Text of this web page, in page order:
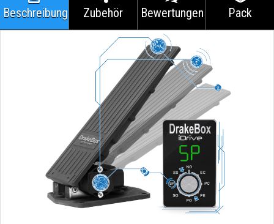
Beschreibung Zubehör Bewertungen Pack